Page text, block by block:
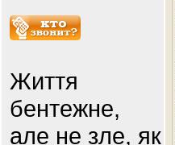
Життя
бентежне,
але не зле, як